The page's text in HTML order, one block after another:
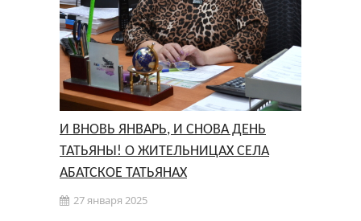
И ВНОВЬ ЯНВАРЬ, И СНОВА ДЕНЬ
ТАТЬЯНЫ! О ЖИТЕЛЬНИЦАХ СЕЛА
АБАТСКОЕ ТАТЬЯНАХ
27 января 2025